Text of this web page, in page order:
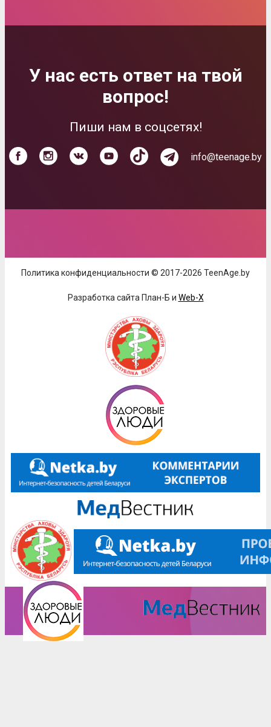
У нас есть ответ на твой
вопрос!
Пиши нам в соцсетях!
info@teenage.by
Политика конфиденциальности © 2017-2026 TeenAge.by
Разработка сайта План-Б и Web-X